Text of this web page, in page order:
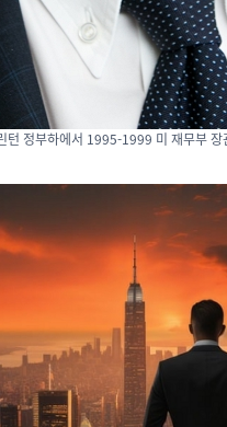
정부하에서 1995-1999 미 재무부 장